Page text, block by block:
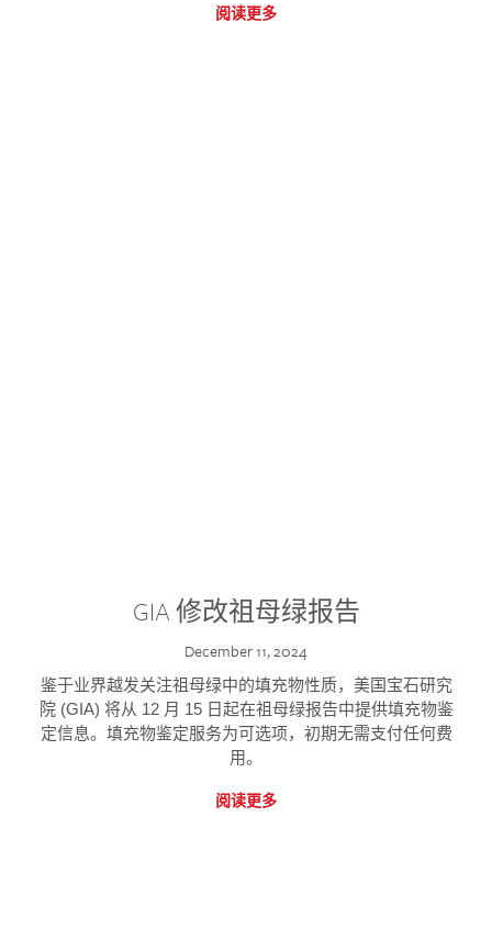
阅读更多
GIA 修改祖母绿报告
December 11, 2024
鉴于业界越发关注祖母绿中的填充物性质，美国宝石研究
院 (GIA) 将从 12 月 15 日起在祖母绿报告中提供填充物鉴
定信息。填充物鉴定服务为可选项，初期无需支付任何费
用。
阅读更多